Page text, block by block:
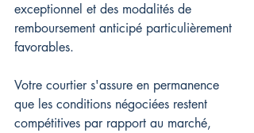
exceptionnel et des modalités de
remboursement anticipé particulièrement
favorables.
Votre courtier s'assure en permanence
que les conditions négociées restent
compétitives par rapport au marché,